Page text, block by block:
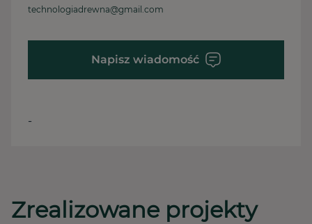
technologiadrewna@gmail.com
Napisz wiadomość
-
Zrealizowane projekty